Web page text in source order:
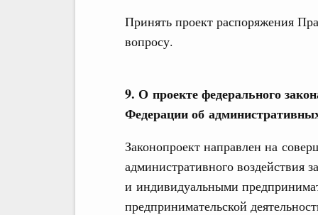
Принять проект распоряжения
вопросу.
9. О проекте федерального
Федерации об
Законопроект направлен на
административного воздействия
и индивидуальными
предпринимательской